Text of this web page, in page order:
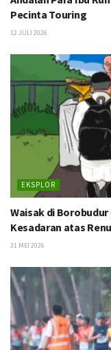
Pecinta Touring
12 JULI 2026
EKSPLOR
Waisak di
Kesadaran atas
31 MEI 2026